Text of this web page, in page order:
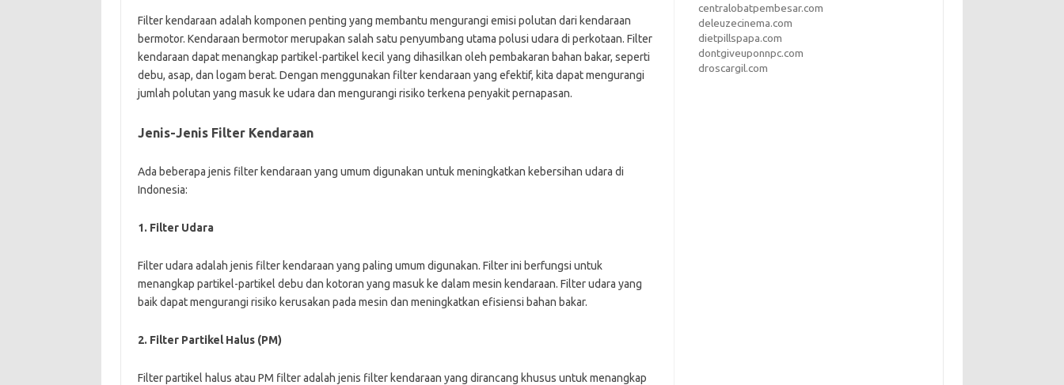
Filter kendaraan adalah komponen penting yang membantu mengurangi emisi polutan dari kendaraan
bermotor. Kendaraan bermotor merupakan salah satu penyumbang utama polusi udara di perkotaan. Filter
kendaraan dapat menangkap partikel-partikel kecil yang dihasilkan oleh pembakaran bahan bakar, seperti
debu, asap, dan logam berat. Dengan menggunakan filter kendaraan yang efektif, kita dapat mengurangi
jumlah polutan yang masuk ke udara dan mengurangi risiko terkena penyakit pernapasan.
Jenis-Jenis Filter Kendaraan
Ada beberapa jenis filter kendaraan yang umum digunakan untuk meningkatkan kebersihan udara di
Indonesia:
1. Filter Udara
Filter udara adalah jenis filter kendaraan yang paling umum digunakan. Filter ini berfungsi untuk
menangkap partikel-partikel debu dan kotoran yang masuk ke dalam mesin kendaraan. Filter udara yang
baik dapat mengurangi risiko kerusakan pada mesin dan meningkatkan efisiensi bahan bakar.
2. Filter Partikel Halus (PM)
Filter partikel halus atau PM filter adalah jenis filter kendaraan yang dirancang khusus untuk menangkap
centralobatpembesar.com
deleuzecinema.com
dietpillspapa.com
dontgiveuponnpc.com
droscargil.com